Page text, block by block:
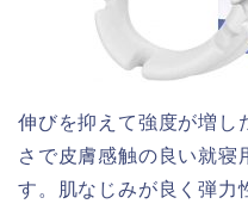
伸びを抑えて強度が増し
さで皮膚感触の良い就寝
す。肌なじみが良く弾力